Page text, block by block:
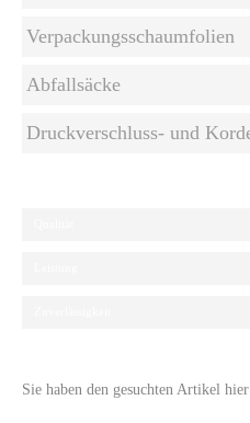
Verpackungsschaumfolien
Abfallsäcke
Druckverschluss- und
Sie haben den gesuchten Artikel